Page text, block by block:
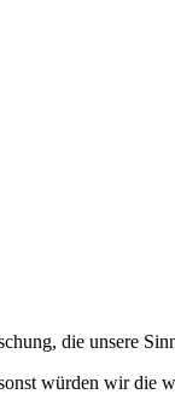
die unsere
würden wir die